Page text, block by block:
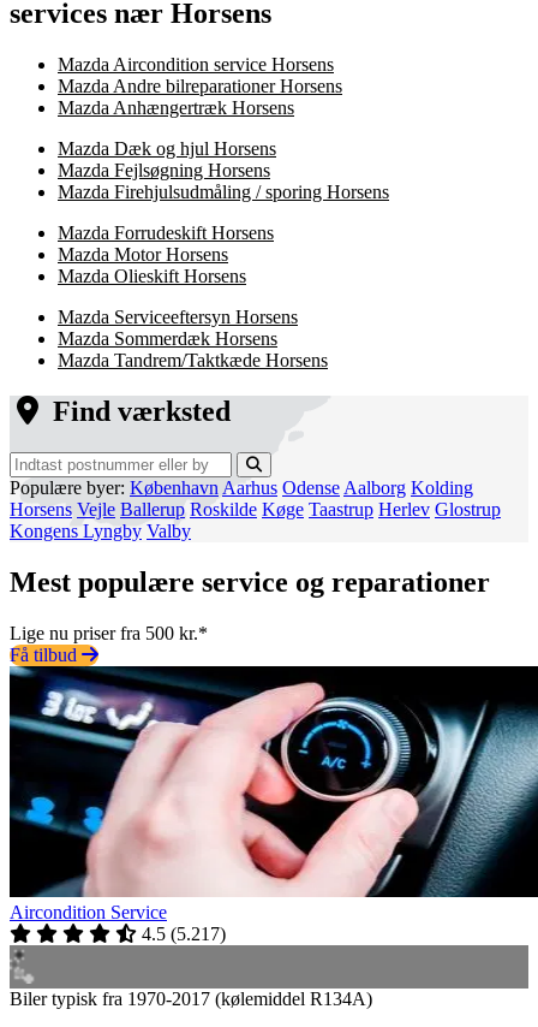
services nær Horsens
Mazda Aircondition service Horsens
Mazda Andre bilreparationer Horsens
Mazda Anhængertræk Horsens
Mazda Dæk og hjul Horsens
Mazda Fejlsøgning Horsens
Mazda Firehjulsudmåling / sporing Horsens
Mazda Forrudeskift Horsens
Mazda Motor Horsens
Mazda Olieskift Horsens
Mazda Serviceeftersyn Horsens
Mazda Sommerdæk Horsens
Mazda Tandrem/Taktkæde Horsens
Find værksted
Populære byer: København Aarhus Odense Aalborg Kolding
Horsens Vejle Ballerup Roskilde Køge Taastrup Herlev Glostrup
Kongens Lyngby Valby
Mest populære service og reparationer
Lige nu priser fra 500 kr.*
Få tilbud
Aircondition Service
4.5 (5.217)
Biler typisk fra 1970-2017 (kølemiddel R134A)